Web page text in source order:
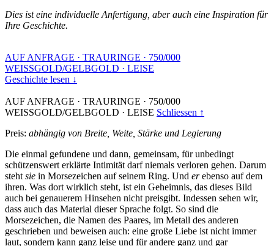
Dies ist eine individuelle Anfertigung, aber auch eine Inspiration für
Ihre Geschichte.
AUF ANFRAGE · TRAURINGE · 750/000
WEISSGOLD/GELBGOLD · LEISE
Geschichte lesen ↓
AUF ANFRAGE · TRAURINGE · 750/000
WEISSGOLD/GELBGOLD · LEISE Schliessen ↑
Preis: abhängig von Breite, Weite, Stärke und Legierung
Die einmal gefundene und dann, gemeinsam, für unbedingt
schützenswert erklärte Intimität darf niemals verloren gehen. Darum
steht sie in Morsezeichen auf seinem Ring. Und erebenso auf dem
ihren. Was dort wirklich steht, ist ein Geheimnis, das dieses Bild
auch bei genauerem Hinsehen nicht preisgibt. Indessen sehen wir,
dass auch das Material dieser Sprache folgt. So sind die
Morsezeichen, die Namen des Paares, im Metall des anderen
geschrieben und beweisen auch: eine große Liebe ist nicht immer
laut, sondern kann ganz leise und für andere ganz und gar